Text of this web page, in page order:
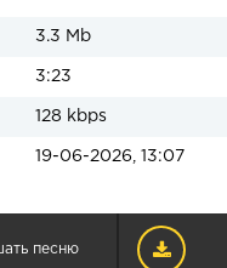
3.3 Mb
3:23
128 kbps
19-06-2026, 13:07
песню